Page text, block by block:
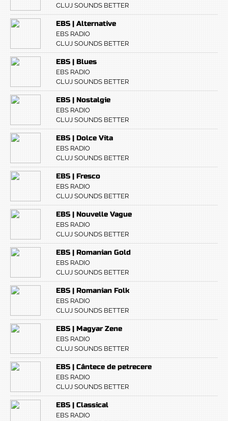
CLUJ SOUNDS BETTER
EBS | Alternative
EBS RADIO
CLUJ SOUNDS BETTER
EBS | Blues
EBS RADIO
CLUJ SOUNDS BETTER
EBS | Nostalgie
EBS RADIO
CLUJ SOUNDS BETTER
EBS | Dolce Vita
EBS RADIO
CLUJ SOUNDS BETTER
EBS | Fresco
EBS RADIO
CLUJ SOUNDS BETTER
EBS | Nouvelle Vague
EBS RADIO
CLUJ SOUNDS BETTER
EBS | Romanian Gold
EBS RADIO
CLUJ SOUNDS BETTER
EBS | Romanian Folk
EBS RADIO
CLUJ SOUNDS BETTER
EBS | Magyar Zene
EBS RADIO
CLUJ SOUNDS BETTER
EBS | Cântece de petrecere
EBS RADIO
CLUJ SOUNDS BETTER
EBS | Classical
EBS RADIO